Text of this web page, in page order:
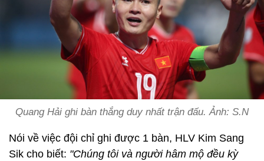
Quang Hải ghi bàn thắng duy nhất trận đấu. Ảnh: S.N
Nói về việc đội chỉ ghi được 1 bàn, HLV Kim Sang
Sik cho biết: "Chúng tôi và người hâm mộ đều kỳ